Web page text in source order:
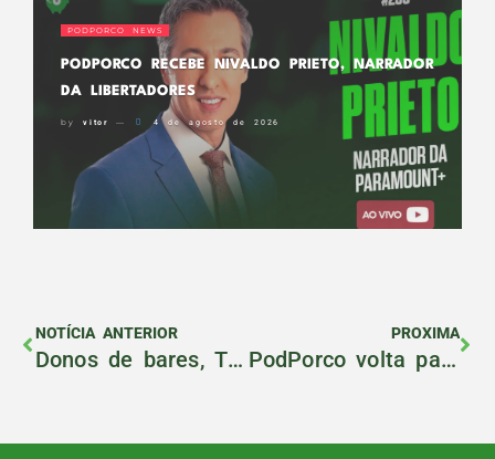
PODPORCO NEWS
PODPORCO RECEBE NIVALDO PRIETO, NARRADOR
DA LIBERTADORES
by vitor 4 de agosto de 2026
NOTÍCIA ANTERIOR
Donos de bares, Thiago e Crizz irão ao PodPorco #102
PROXIMA
PodPorco volta para BH com a Fan Cast 2.0